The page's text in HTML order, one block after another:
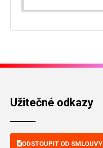
Užitečné odkazy
ODSTOUPIT OD SMLOUVY